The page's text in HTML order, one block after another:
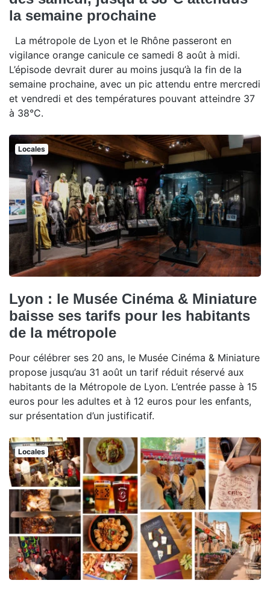
la semaine prochaine
La métropole de Lyon et le Rhône passeront en
vigilance orange canicule ce samedi 8 août à midi.
L’épisode devrait durer au moins jusqu’à la fin de la
semaine prochaine, avec un pic attendu entre mercredi
et vendredi et des températures pouvant atteindre 37
à 38°C.
Locales
Lyon : le Musée Cinéma & Miniature
baisse ses tarifs pour les habitants
de la métropole
Pour célébrer ses 20 ans, le Musée Cinéma & Miniature
propose jusqu’au 31 août un tarif réduit réservé aux
habitants de la Métropole de Lyon. L’entrée passe à 15
euros pour les adultes et à 12 euros pour les enfants,
sur présentation d’un justificatif.
Locales